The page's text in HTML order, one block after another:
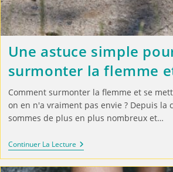
Une astuce simple
surmonter la flemme
Comment surmonter la flemme et se
on en n'a vraiment pas envie ? Depuis la
sommes de plus en plus nombreux et…
Continuer La Lecture